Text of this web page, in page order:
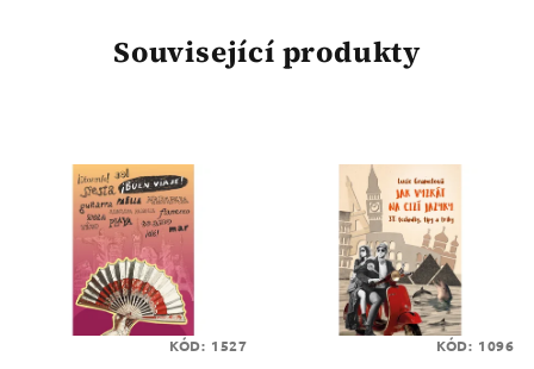
Související produkty
KÓD: 1527 KÓD: 1096